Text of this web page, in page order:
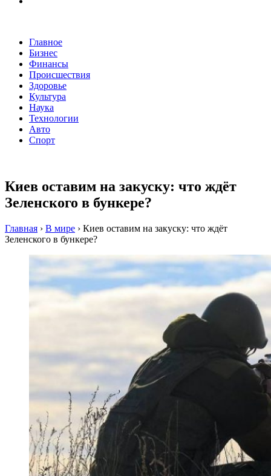
Главное
Бизнес
Финансы
Происшествия
Здоровье
Культура
Наука
Технологии
Авто
Спорт
Киев оставим на закуску: что ждёт
Зеленского в бункере?
Главная › В мире › Киев оставим на закуску: что ждёт
Зеленского в бункере?